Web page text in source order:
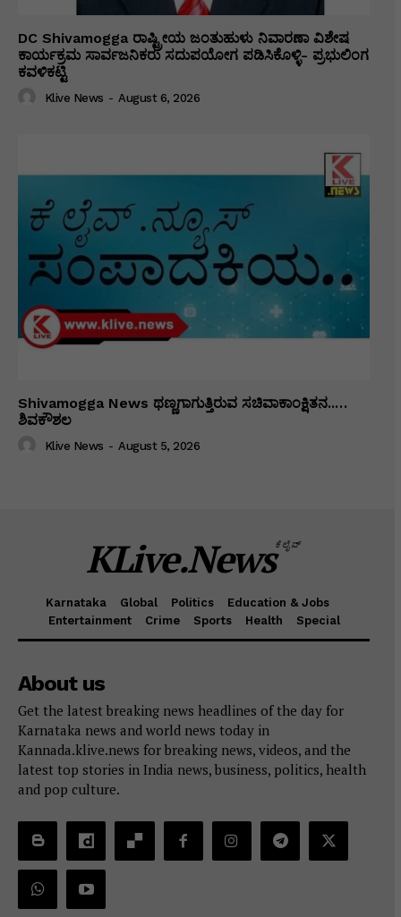
DC Shivamogga ರಾಷ್ಟ್ರೀಯ ಜಂತುಹುಳು ನಿವಾರಣಾ ವಿಶೇಷ
ಕಾರ್ಯಕ್ರಮ ಸಾರ್ವಜನಿಕರು ಸದುಪಯೋಗ ಪಡಿಸಿಕೊಳ್ಳಿ- ಪ್ರಭುಲಿಂಗ
ಕವಳಿಕಟ್ಟಿ
Klive News - August 6, 2026
Shivamogga News ಥಣ್ಣಗಾಗುತ್ತಿರುವ ಸಚಿವಾಕಾಂಕ್ಷಿತನ..…
ಶಿವಕೌಶಲ
Klive News - August 5, 2026
KLive.Newsಕೆಲೈವ್
Karnataka Global Politics
Education & Jobs
Entertainment
Crime Sports Health Special
About us
Get the latest breaking news headlines of the day for
Karnataka news and world news today in
Kannada.klive.news for breaking news, videos, and the
latest top stories in India news, business, politics, health
and pop culture.